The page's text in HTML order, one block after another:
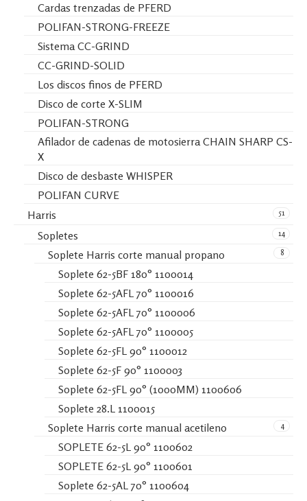
Cardas trenzadas de PFERD
POLIFAN-STRONG-FREEZE
Sistema CC-GRIND
CC-GRIND-SOLID
Los discos finos de PFERD
Disco de corte X-SLIM
POLIFAN-STRONG
Afilador de cadenas de motosierra CHAIN SHARP CS-
X
Disco de desbaste WHISPER
POLIFAN CURVE
51
Harris
14
Sopletes
8
Soplete Harris corte manual propano
Soplete 62-5BF 180° 1100014
Soplete 62-5AFL 70° 1100016
Soplete 62-5AFL 70° 1100006
Soplete 62-5AFL 70° 1100005
Soplete 62-5FL 90° 1100012
Soplete 62-5F 90° 1100003
Soplete 62-5FL 90° (1000MM) 1100606
Soplete 28.L 1100015
4
Soplete Harris corte manual acetileno
SOPLETE 62-5L 90° 1100602
SOPLETE 62-5L 90° 1100601
Soplete 62-5AL 70° 1100604